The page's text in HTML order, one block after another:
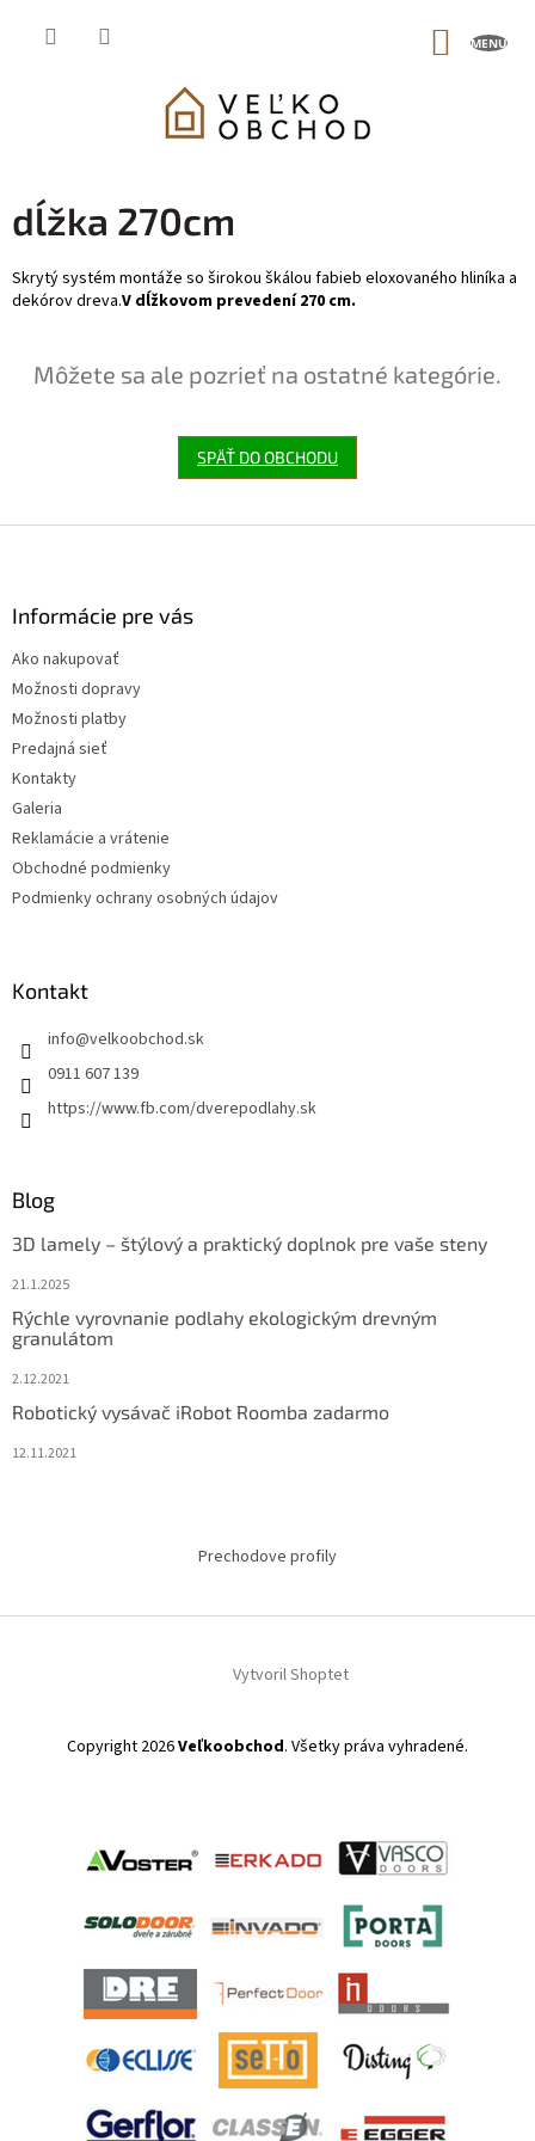
dĺžka 270cm
Skrytý systém montáže so širokou škálou fabieb eloxovaného hliníka a
dekórov dreva.V dĺžkovom prevedení 270 cm.
Môžete sa ale pozrieť na ostatné kategórie.
SPÄŤ DO OBCHODU
Informácie pre vás
Ako nakupovať
Možnosti dopravy
Možnosti platby
Predajná sieť
Kontakty
Galeria
Reklamácie a vrátenie
Obchodné podmienky
Podmienky ochrany osobných údajov
Kontakt
info@velkoobchod.sk
0911 607 139
https://www.fb.com/dverepodlahy.sk
Blog
3D lamely – štýlový a praktický doplnok pre vaše steny
21.1.2025
Rýchle vyrovnanie podlahy ekologickým drevným
granulátom
2.12.2021
Robotický vysávač iRobot Roomba zadarmo
12.11.2021
Prechodove profily
Vytvoril Shoptet
Copyright 2026Veľkoobchod. Všetky práva vyhradené.